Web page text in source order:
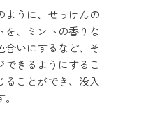
ように、せっけんの
を、ミントの香りな
合いにするなど、そ
できるようにするこ
ることができ、没入